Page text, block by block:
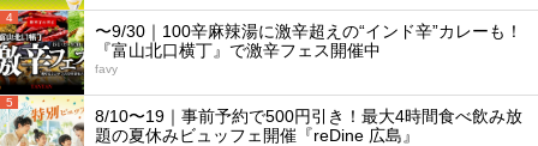
4
〜9/30｜100辛麻辣湯に激辛超えの“インド辛”カレーも！
『富山北口横丁』で激辛フェス開催中
favy
5
8/10〜19｜事前予約で500円引き！最大4時間食べ飲み放
題の夏休みビュッフェ開催『reDine 広島』